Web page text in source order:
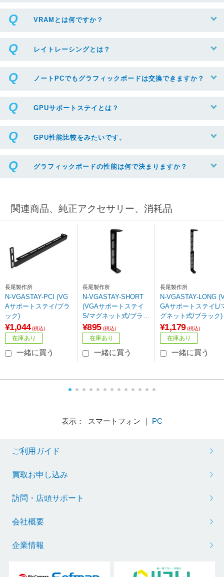
VRAMとは何ですか？
レイトレーシングとは？
ノートPCでもグラフィックボードは交換できますか？
GPUサポートステイとは？
GPU性能比較をみたいです。
グラフィックボードの性能は何で決まりますか？
関連商品、純正アクセサリー、消耗品
長尾製作所
N-VGASTAY-PCI (VG
Aサポートステイ/ブラ
ック)
¥1,044 (税込)
在庫あり
一緒に買う
長尾製作所
N-VGASTAY-SHORT
(VGAサポートステイ
S/マグネット式/ブラッ
ク
¥895 (税込)
在庫あり
一緒に買う
長尾製作所
N-VGASTAY-LONG
GAサポートステイL/
グネット式/ブラック)
¥1,179 (税込)
在庫あり
一緒に買う
表示： スマートフォン ｜ PC
ご利用ガイド
買取お申し込み
訪問・店頭サポート
会社概要
企業情報